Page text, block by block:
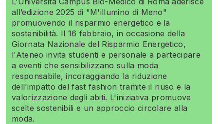
all’edizione 2025 di "M'illumino di Meno"
promuovendo il risparmio energetico e la
sostenibilità. Il 16 febbraio, in occasione della
Giornata Nazionale del Risparmio Energetico,
l'Ateneo invita studenti e personale a partecipare
a eventi che sensibilizzano sulla moda
responsabile, incoraggiando la riduzione
dell’impatto del fast fashion tramite il riuso e la
valorizzazione degli abiti. L'iniziativa promuove
scelte sostenibili e un approccio circolare alla
moda.